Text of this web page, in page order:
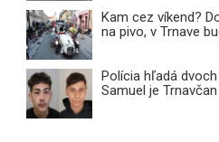
Kam cez víkend?
na pivo, v Trnave
Polícia hľadá
Samuel je Trnavčan